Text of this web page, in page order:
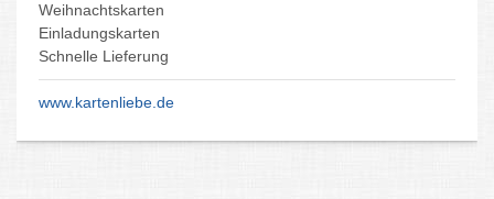
Weihnachtskarten
Einladungskarten
Schnelle Lieferung
www.kartenliebe.de